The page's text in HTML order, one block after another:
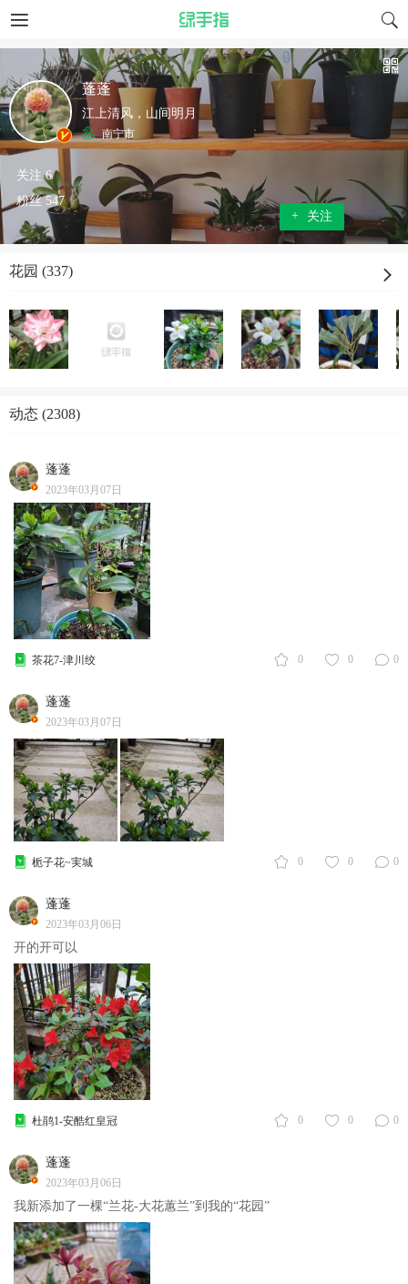
关注 6
粉丝 547
蓬蓬
江上清风，山间明月
南宁市
+ 关注
花园 (337)
动态 (2308)
蓬蓬
2023年03月07日
0 0 0
茶花7-津川绞
蓬蓬
2023年03月07日
0 0 0
栀子花~実城
蓬蓬
2023年03月06日
开的开可以
0 0 0
杜鹃1-安酷红皇冠
蓬蓬
2023年03月06日
我新添加了一棵“兰花-大花蕙兰”到我的“花园”